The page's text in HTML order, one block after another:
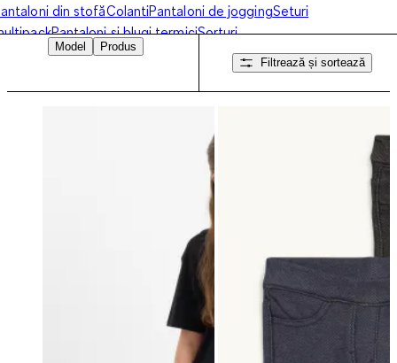
din stofăColantiPantaloni de joggingSeturi
Pantaloni și blugi termiciȘorturi
Model
Produs
Filtrează și sortează